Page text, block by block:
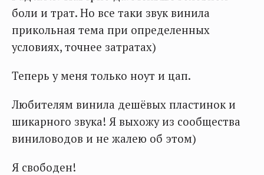
боли и трат. Но все таки звук винила
прикольная тема при определенных
условиях, точнее затратах)
Теперь у меня только ноут и цап.
Любителям винила дешёвых пластинок и
шикарного звука! Я выхожу из сообщества
виниловодов и не жалею об этом)
Я свободен!